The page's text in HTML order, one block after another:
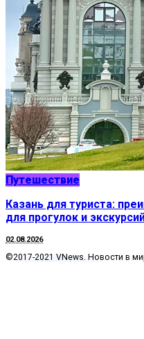
Путешествие
Казань для туриста:
для прогулок и
02.08.2026
©2017-2021 VNews. Новости в